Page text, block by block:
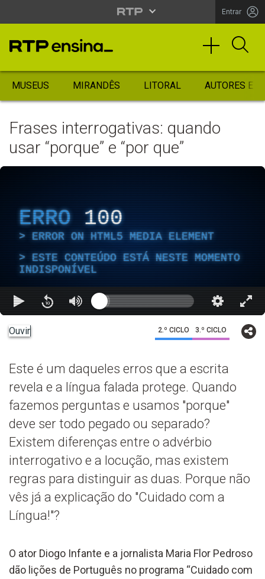
Entrar
MUSEUS MIRANDÊS LITORAL AUTORES
Frases interrogativas: quando
usar “porque” e “por que”
ERRO 100
ERROR ON HTML5 MEDIA ELEMENT
ESTE CONTEÚDO ESTÁ NESTE MOMENTO
INDISPONÍVEL
Ouvir 2.º CICLO 3.º CICLO
Este é um daqueles erros que a escrita
revela e a língua falada protege. Quando
fazemos perguntas e usamos "porque"
deve ser todo pegado ou separado?
Existem diferenças entre o advérbio
interrogativo e a locução, mas existem
regras para distinguir as duas. Porque não
vês já a explicação do "Cuidado com a
Língua!"?
O ator Diogo Infante e a jornalista Maria Flor Pedroso
dão lições de Português no programa “Cuidado com